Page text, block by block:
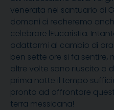
venerata nel santuario di
domani ci recheremo
celebrare lEucaristia.
adattarmi al cambio di
ben sette ore si fa sentire,
altre volte sono riuscito a
prima notte il tempo
pronto ad affrontare
terra messicana!